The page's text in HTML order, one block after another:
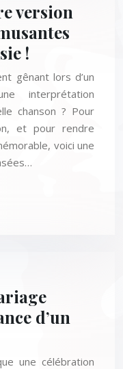
version
!
gênant lors d’un
interprétation
chanson ? Pour
et pour rendre
voici une
d’un
une célébration